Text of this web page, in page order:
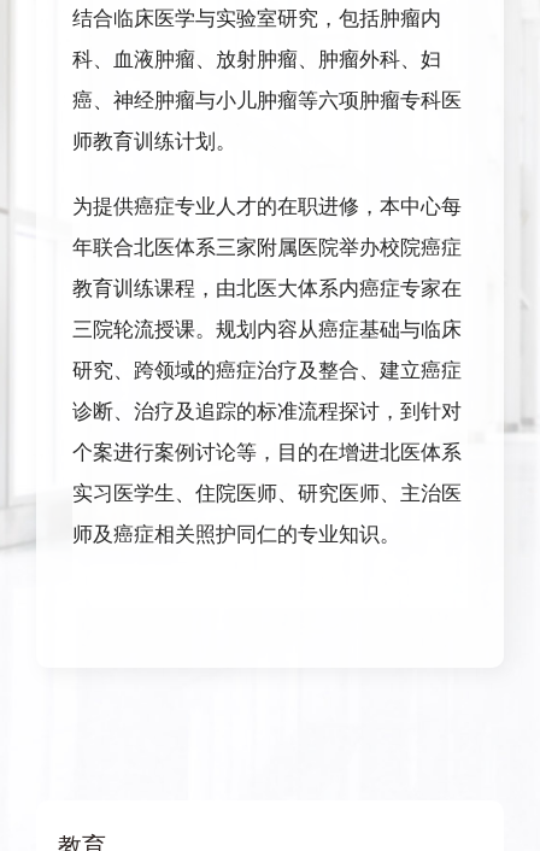
结合临床医学与实验室研究，包括肿瘤内
科、血液肿瘤、放射肿瘤、肿瘤外科、妇
癌、神经肿瘤与小儿肿瘤等六项肿瘤专科医
师教育训练计划。
为提供癌症专业人才的在职进修，本中心每
年联合北医体系三家附属医院举办校院癌症
教育训练课程，由北医大体系内癌症专家在
三院轮流授课。规划内容从癌症基础与临床
研究、跨领域的癌症治疗及整合、建立癌症
诊断、治疗及追踪的标准流程探讨，到针对
个案进行案例讨论等，目的在增进北医体系
实习医学生、住院医师、研究医师、主治医
师及癌症相关照护同仁的专业知识。